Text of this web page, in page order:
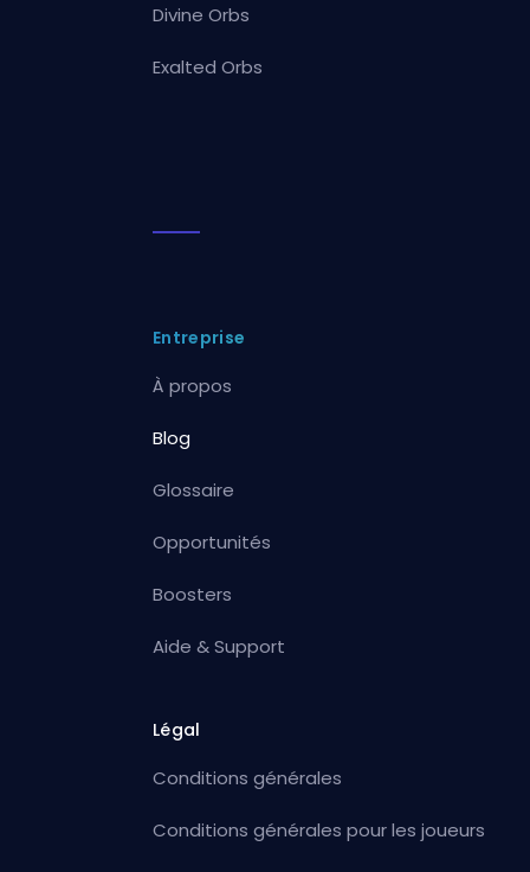
Divine Orbs
Exalted Orbs
Entreprise
À propos
Blog
Glossaire
Opportunités
Boosters
Aide & Support
Légal
Conditions générales
Conditions générales pour les joueurs